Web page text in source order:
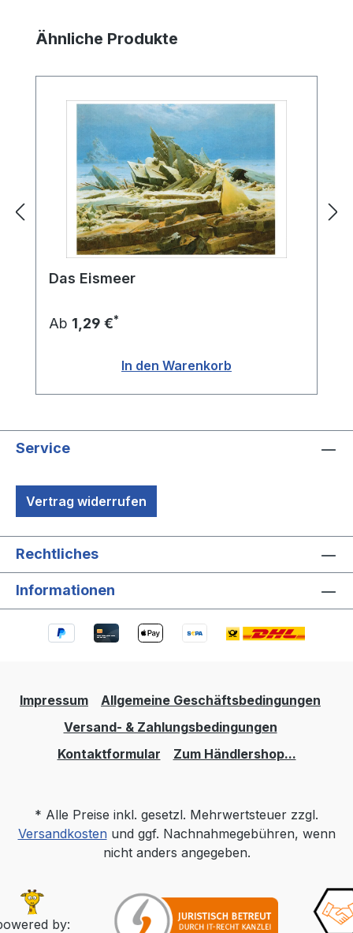
Produktgalerie überspringen
Ähnliche Produkte
Das Eismeer
Ab 1,29 €*
In den Warenkorb
Service
Vertrag widerrufen
Rechtliches
Informationen
Impressum
Allgemeine Geschäftsbedingungen
Versand- & Zahlungsbedingungen
Kontaktformular
Zum Händlershop...
* Alle Preise inkl. gesetzl. Mehrwertsteuer zzgl.
Versandkostenund ggf. Nachnahmegebühren, wenn
nicht anders angegeben.
by: